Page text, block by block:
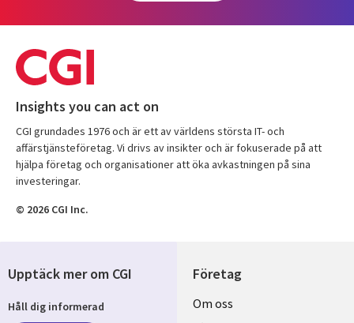
Insights you can act on
CGI grundades 1976 och är ett av världens största IT- och
affärstjänsteföretag. Vi drivs av insikter och är fokuserade på att
hjälpa företag och organisationer att öka avkastningen på sina
investeringar.
© 2026 CGI Inc.
Företag
Useful
Om oss
Upptäck mer om CGI
Håll dig informerad